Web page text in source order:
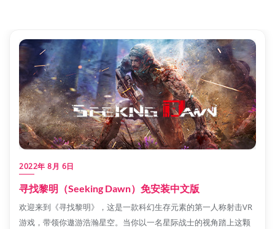
2022年 8月 6日
寻找黎明（Seeking Dawn）免安装中文版
欢迎来到《寻找黎明》，这是一款科幻生存元素的第一人称射击VR
游戏，带领你遨游浩瀚星空。当你以一名星际战士的视角踏上这颗